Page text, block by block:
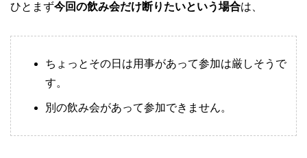
ひとまず今回の飲み会だけ断りたいという場合は、
ちょっとその日は用事があって参加は厳しそうで
す。
別の飲み会があって参加できません。